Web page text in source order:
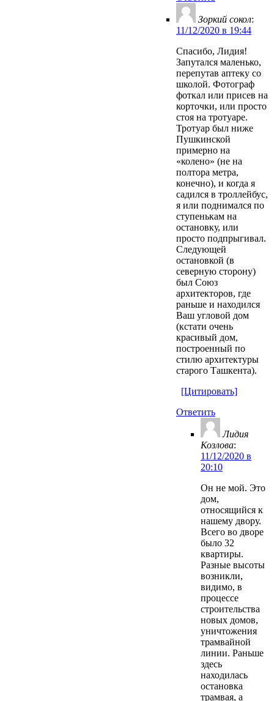
Зоркий сокол:
11/12/2020 в 19:44
Спасибо, Лидия!
Запутался маленько,
перепутав аптеку со
школой. Фотограф
фоткал или присев на
корточки, или просто
стоя на тротуаре.
Тротуар был ниже
Пушкинской
примерно на
«колено» (не на
полтора метра,
конечно), и когда я
садился в троллейбус,
я или поднимался по
ступенькам на
остановку, или
просто подпрыгивал.
Следующей
остановкой (в
северную сторону)
был Союз
архитекторов, где
раньше и находился
Ваш угловой дом
(кстати очень
красивый дом,
построенный по
стилю архитектуры
старого Ташкента).
[Цитировать]
Ответить
Лидия
Козлова:
11/12/2020 в
20:10
Он не мой. Это
дом,
относящийся к
нашему двору.
Всего во дворе
было 32
квартиры.
Разные высоты
возникли,
видимо, в
процессе
строительства
новых домов,
уничтожения
трамвайной
линии. Раньше
здесь
находилась
остановка
трамвая, а